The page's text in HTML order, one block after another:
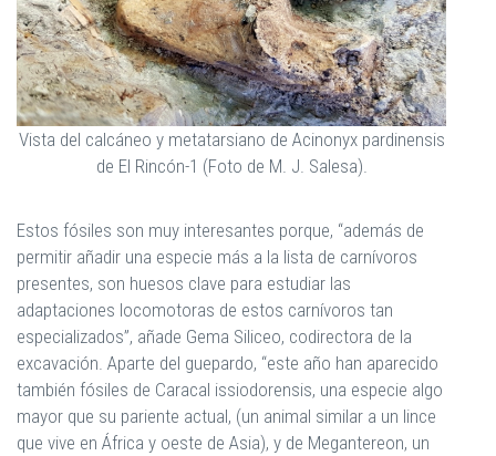
Vista del calcáneo y metatarsiano de Acinonyx pardinensis
de El Rincón-1 (Foto de M. J. Salesa).
Estos fósiles son muy interesantes porque, “además de
permitir añadir una especie más a la lista de carnívoros
presentes, son huesos clave para estudiar las
adaptaciones locomotoras de estos carnívoros tan
especializados”, añade Gema Siliceo, codirectora de la
excavación. Aparte del guepardo, “este año han aparecido
también fósiles de Caracal issiodorensis, una especie algo
mayor que su pariente actual, (un animal similar a un lince
que vive en África y oeste de Asia), y de Megantereon, un